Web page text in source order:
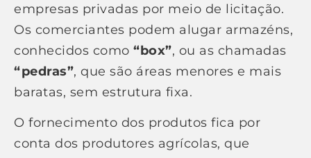
empresas privadas por meio de licitação.
Os comerciantes podem alugar armazéns,
conhecidos como “box”, ou as chamadas
“pedras”, que são áreas menores e mais
baratas, sem estrutura fixa.
O fornecimento dos produtos fica por
conta dos produtores agrícolas, que